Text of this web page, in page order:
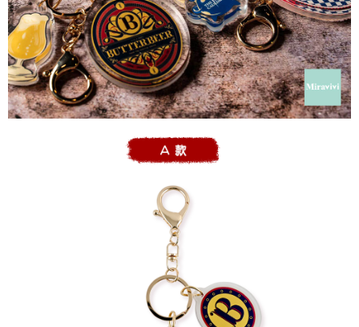
１．透過由恩沛科技股份有限公司提供之「AFTEE先享後付」服務完成之交
易，需依本服務之必要範圍內提供個人資料，並將交易相關給付款項請求債
權轉讓予恩沛科技股份有限公司。
２．關於個人資料處理事宜，請瀏覽以下網址：
https://aftee.tw/terms/#terms3
３．未成年的使用者請事先徵得法定代理人或監護人之同意方可使用
「AFTEE先享後付」，若未經同意申辦者引起之損失，本公司不負相關責
任。
時審查核予不同之上限額度；若仍有額度不足之情形，本公司將視審查結果
５．嚴禁一人註冊多個帳號或使用他人資訊註冊。若發現惡意使用之情形，
每筆NT$120，滿NT$499(含以上)免運費
海外宅配 查看運費